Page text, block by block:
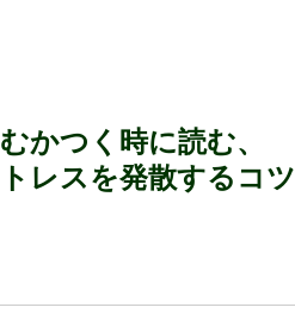
かつく時に読む、
レスを発散するコツ